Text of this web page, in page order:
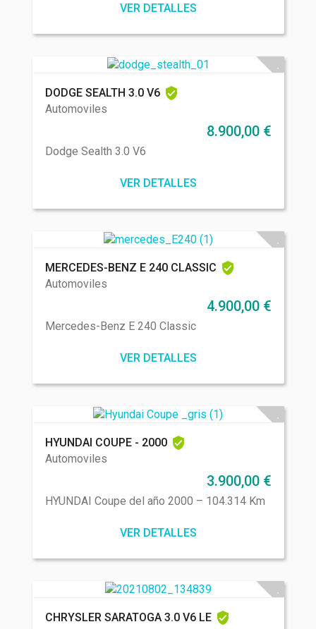
VER DETALLES
DODGE SEALTH 3.0 V6
Automoviles
8.900,00 €
Dodge Sealth 3.0 V6
VER DETALLES
MERCEDES-BENZ E 240 CLASSIC
Automoviles
4.900,00 €
Mercedes-Benz E 240 Classic
VER DETALLES
HYUNDAI COUPE - 2000
Automoviles
3.900,00 €
HYUNDAI Coupe del año 2000 – 104.314 Km
VER DETALLES
CHRYSLER SARATOGA 3.0 V6 LE